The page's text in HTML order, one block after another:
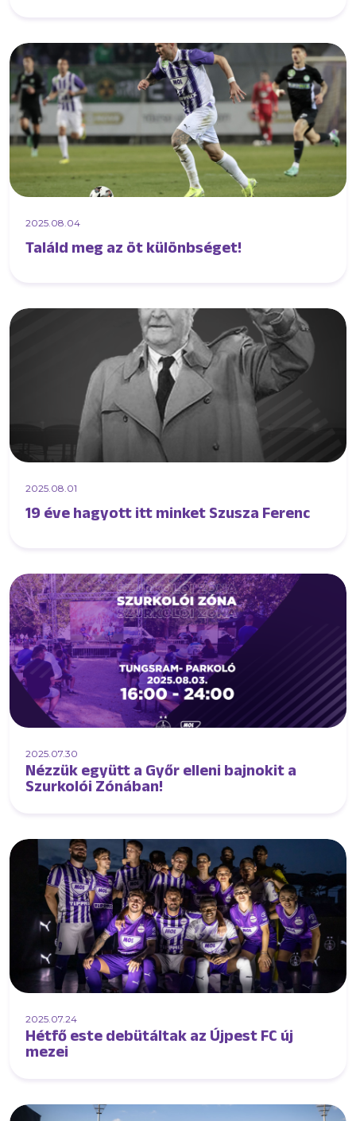
2025.08.04
Találd meg az öt különbséget!
2025.08.01
19 éve hagyott itt minket Szusza Ferenc
2025.07.30
Nézzük együtt a Győr elleni bajnokit a
Szurkolói Zónában!
2025.07.24
Hétfő este debütáltak az Újpest FC új
mezei